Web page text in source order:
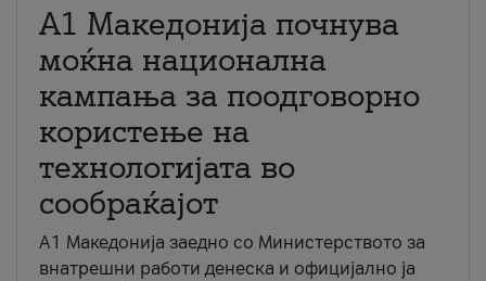
A1 Македонија почнува
моќна национална
кампања за поодговорно
користење на
технологијата во
сообраќајот
A1 Македонија заедно со Министерството за
внатрешни работи денеска и официјално ја